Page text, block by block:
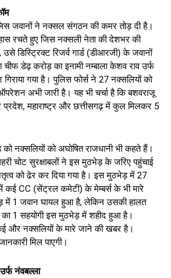
जवानों ने नक्सल संगठन की कमर तोड़ दी है।
रचते हुए जिस नक्सली नेता की देशभर की
उसे डिस्ट्रिक्ट रिजर्व गार्ड (डीआरजी) के जवानों
चीफ डेढ़ करोड़ का इनामी नम्बाला केशव राव उर्फ
गिराया गया है। पुलिस फोर्स ने 27 नक्सलियों को
अभी जारी है। यह भी चर्चा है कि बशवराजू
महाराष्ट्र और छत्तीसगढ़ में कुल मिलकर 5
नक्सलियों को अघोषित राजधानी भी कहते हैं।
चोट सुरक्षाबलों ने इस मुठभेड़ के जरिए पहुंचाई
को ढेर कर दिया गया है। इस मुठभेड़ में 27
कई CC (सेंट्रल कमेटी) के मेम्बर्स के भी मारे
1 जवान घायल हुआ है, लेकिन उसकी हालत
1 सहयोगी इस मुठभेड़ में शहीद हुआ है।
और नक्सलियों के मारे जाने की खबर है।
मिल पाएगी।
नंवबल्ला